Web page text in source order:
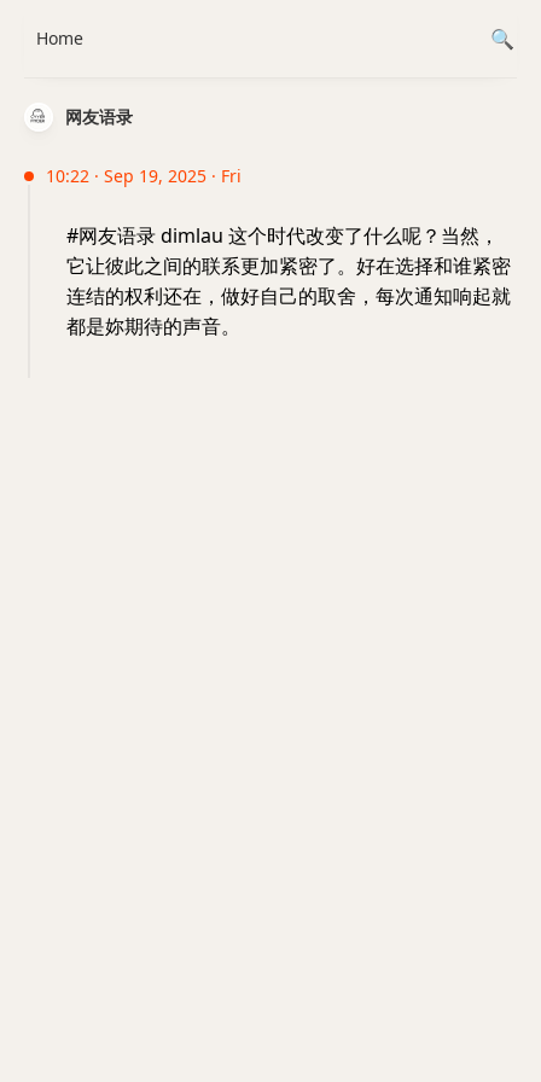
网友语录
10:22 · Sep 19, 2025 · Fri
#网友语录 dimlau 这个时代改变了什么呢？当然，
它让彼此之间的联系更加紧密了。好在选择和谁紧密
连结的权利还在，做好自己的取舍，每次通知响起就
都是妳期待的声音。
Home